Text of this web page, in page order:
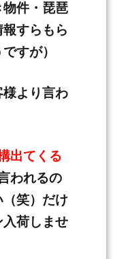
件・琵琶
すらもら
すが）
様より言わ
出てくる
われるの
笑）だけ
荷しませ